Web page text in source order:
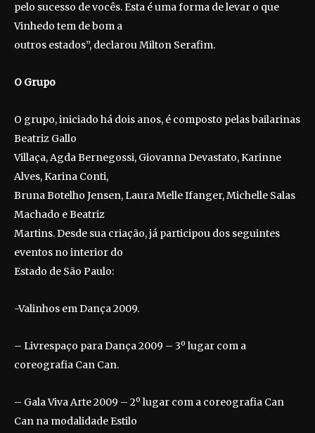
pelo sucesso de vocês. Esta é uma forma de levar o que
Vinhedo tem de bom a
outros estados”, declarou Milton Serafim.
O Grupo
O grupo, iniciado há dois anos, é composto pelas bailarinas
Beatriz Gallo
Villaça, Agda Bernegossi, Giovanna Devastato, Karinne
Alves, Karina Conti,
Bruna Botelho Jensen, Laura Melle Ifanger, Michelle Salas
Machado e Beatriz
Martins. Desde sua criação, já participou dos seguintes
eventos no interior do
Estado de São Paulo:
-Valinhos em Dança 2009.
– Livrespaço para Dança 2009 – 3º lugar com a
coreografia Can Can.
– Gala Viva Arte 2009 – 2º lugar com a coreografia Can
Can na modalidade Estilo